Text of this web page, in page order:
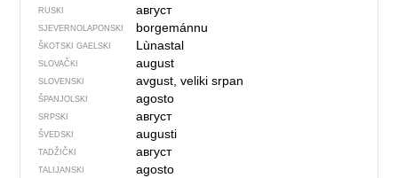
RUSKI август
SJEVER­NO­LA­PONSKI borgemánnu
ŠKOTSKI GAELSKI Lùnastal
SLOVAČKI august
SLOVENSKI avgust, veliki srpan
ŠPANJOLSKI agosto
SRPSKI август
ŠVEDSKI augusti
TADŽIČKI август
TALIJANSKI agosto